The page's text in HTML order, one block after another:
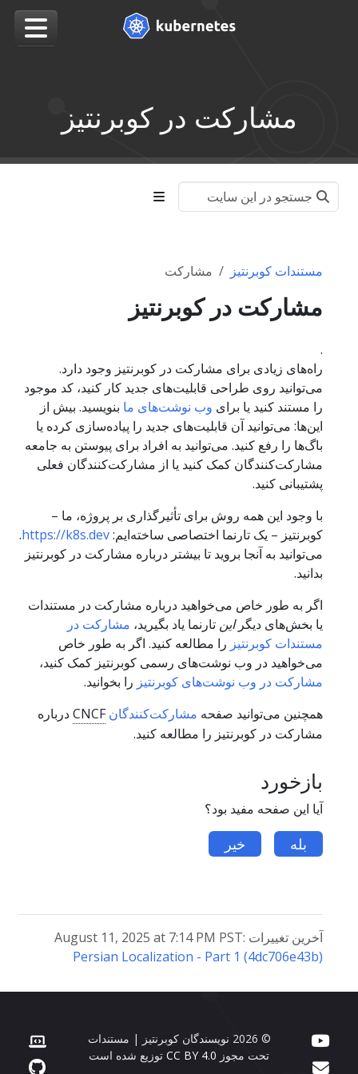
مشارکت در کوبرنتیز
مستندات کوبرنتیز مشارکت
مشارکت در کوبرنتیز
.
راه‌های زیادی برای مشارکت در کوبرنتیز وجود دارد.
می‌توانید روی طراحی قابلیت‌های جدید کار کنید، کد موجود
را مستند کنید یا برای وب نوشت‌های ما بنویسید. بیش از
این‌ها: می‌توانید آن قابلیت‌های جدید را پیاده‌سازی کرده یا
باگ‌ها را رفع کنید. می‌توانید به افراد برای پیوستن به جامعه
مشارکت‌کنندگان کمک کنید یا از مشارکت‌کنندگان فعلی
پشتیبانی کنید.
با وجود این همه روش برای تأثیرگذاری بر پروژه، ما –
کوبرنتیز – یک تارنما اختصاصی ساخته‌ایم:https://k8s.dev
.
می‌توانید به آنجا بروید تا بیشتر درباره مشارکت در کوبرنتیز
بدانید.
اگر به طور خاص می‌خواهید درباره مشارکت در مستندات
یا بخش‌های دیگراین تارنما یاد بگیرید، مشارکت در
مستندات کوبرنتیز را مطالعه کنید. اگر به طور خاص
می‌خواهید در وب نوشت‌های رسمی کوبرنتیز کمک کنید،
مشارکت در وب نوشت‌های کوبرنتیز را بخوانید.
همچنین می‌توانید صفحه مشارکت‌کنندگان CNCFدرباره
مشارکت در کوبرنتیز را مطالعه کنید.
بازخورد
آیا این صفحه مفید بود؟
بله خیر
آخرین تغییرات August 11, 2025 at 7:14 PM PST:
Persian Localization - Part 1 (4dc706e43b)
© 2026 نویسندگان کوبرنتیز | مستندات
تحت مجوز CC BY 4.0 توزیع شده است